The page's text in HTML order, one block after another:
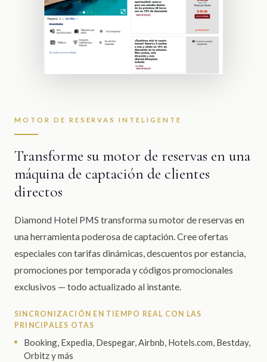
MOTOR DE RESERVAS INTELIGENTE
Transforme su motor de reservas en una
máquina de captación de clientes
directos
Diamond Hotel PMS transforma su motor de reservas en
una herramienta poderosa de captación. Cree ofertas
especiales con tarifas dinámicas, descuentos por estancia,
promociones por temporada y códigos promocionales
exclusivos — todo actualizado al instante.
SINCRONIZACIÓN EN TIEMPO REAL CON LAS
PRINCIPALES OTAS
Booking, Expedia, Despegar, Airbnb, Hotels.com, Bestday,
Orbitz y más